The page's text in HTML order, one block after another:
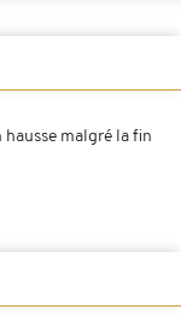
hausse malgré la fin